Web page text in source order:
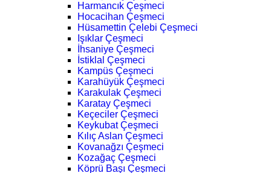
Harmancık Çeşmeci
Hocacihan Çeşmeci
Hüsamettin Çelebi Çeşmeci
Işıklar Çeşmeci
İhsaniye Çeşmeci
İstiklal Çeşmeci
Kampüs Çeşmeci
Karahüyük Çeşmeci
Karakulak Çeşmeci
Karatay Çeşmeci
Keçeciler Çeşmeci
Keykubat Çeşmeci
Kılıç Aslan Çeşmeci
Kovanağzı Çeşmeci
Kozağaç Çeşmeci
Köprü Başı Çeşmeci